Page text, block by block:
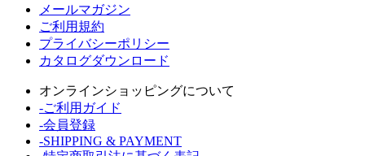
メールマガジン
ご利用規約
プライバシーポリシー
カタログダウンロード
オンラインショッピングについて
-ご利用ガイド
-会員登録
-SHIPPING & PAYMENT